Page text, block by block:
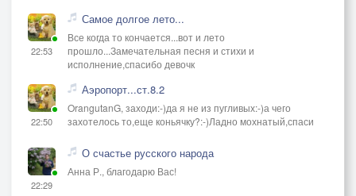
22:53
Самое долгое лето...
Все когда то кончается...вот и лето
прошло...Замечательная песня и стихи и
исполнение,спасибо девочк
22:50
Аэропорт...ст.8.2
OrangutanG, заходи:-)да я не из пугливых:-)а чего
захотелось то,еще коньячку?:-)Ладно мохнатый,спаси
22:29
О счастье русского народа
Анна Р., благодарю Вас!